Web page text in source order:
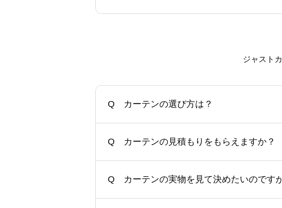
ジャスト
カーテンの選び方は？
カーテンの見積もりをもらえますか？
カーテンの実物を見て決めたいのです